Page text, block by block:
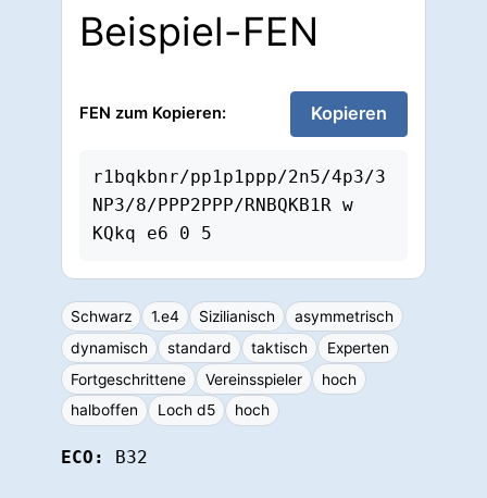
Beispiel-FEN
FEN zum Kopieren: Kopieren
r1bqkbnr/pp1p1ppp/2n5/4p3/3
NP3/8/PPP2PPP/RNBQKB1R w
KQkq e6 0 5
Schwarz 1.e4 Sizilianisch
asymmetrisch
dynamisch
standard taktisch
Experten
Fortgeschrittene
Vereinsspieler
hoch
halboffen
Loch d5 hoch
ECO: B32